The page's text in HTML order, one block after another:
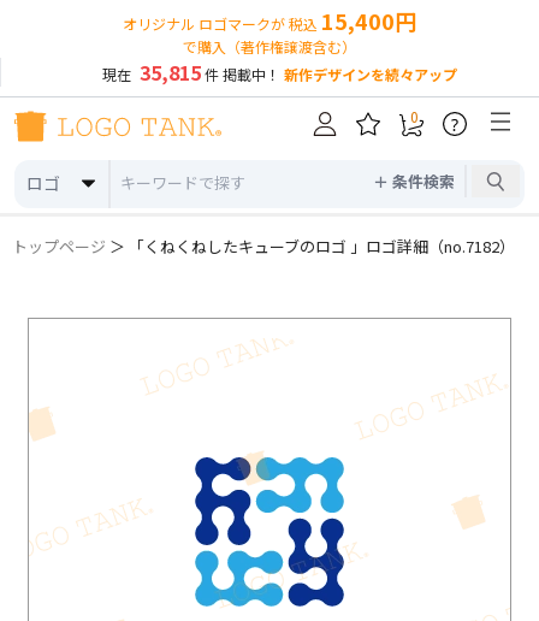
オリジナル ロゴマークが 税込 15,400円
で購入（著作権譲渡含む）
現在 35,815件 掲載中！ 新作デザインを続々アップ
ロゴ ＋ 条件検索
0 ?
トップページ ＞ 「くねくねしたキューブのロゴ 」ロゴ詳細（no.7182）